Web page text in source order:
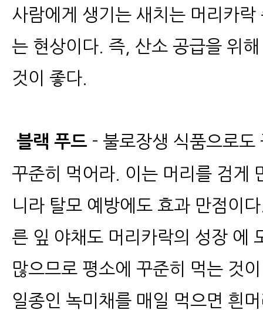
사람에게 생기는 새치는 머리카
는 현상이다. 즉, 산소 공급을 위
것이 좋다.
블랙 푸드 - 불로장생 식품으로도
꾸준히 먹어라. 이는 머리를 검게
니라 탈모 예방에도 효과 만점이
른 잎 야채도 머리카락의 성장 에
많으므로 평소에 꾸준히 먹는 것
일종인 녹미채를 매일 먹으면 흰